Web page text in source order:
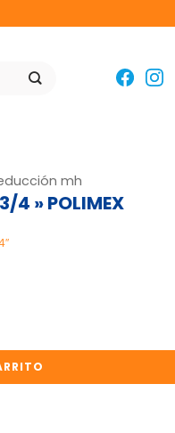
mh
4 » POLIMEX
cantidad